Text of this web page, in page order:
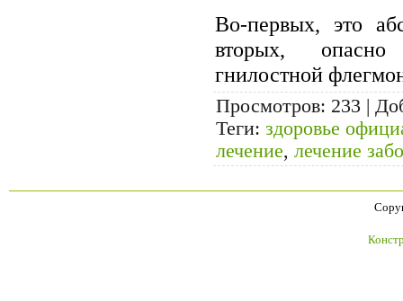
Во-первых, это
вторых, опасно
гнилостной
Просмотров: 233 |
Теги: здоровье
лечение, лечение